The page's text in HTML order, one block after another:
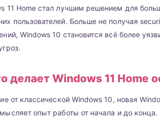
11 Home стал лучшим решением для
пользователей. Больше не получая
Windows 10 становится всё более
делает Windows 11 Home
от классической Windows 10, новая
опыт работы от начала и до